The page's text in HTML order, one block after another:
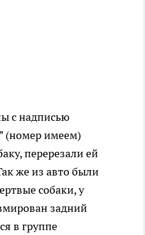
с надписью
имеем)
перерезали ей
же из авто были
собаки, у
задний
в группе